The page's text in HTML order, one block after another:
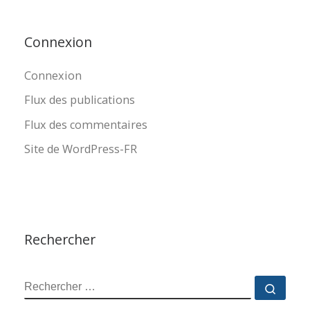
Connexion
Connexion
Flux des publications
Flux des commentaires
Site de WordPress-FR
Rechercher
RECHERCHER